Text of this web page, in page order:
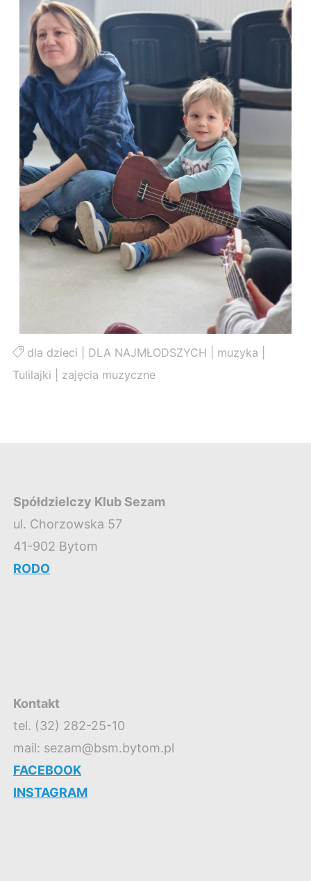
dla dzieci DLA NAJMŁODSZYCH muzyka
Tulilajki
zajęcia muzyczne
Spółdzielczy Klub Sezam
ul. Chorzowska 57
41-902 Bytom
RODO
Kontakt
tel. (32) 282-25-10
mail: sezam@bsm.bytom.pl
FACEBOOK
INSTAGRAM